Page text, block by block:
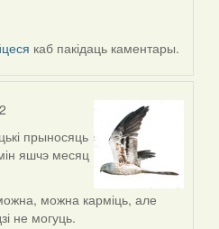
каб пакідаць каментары.
прыносяць
яшчэ месяц
можна карміць, але
не могуць.